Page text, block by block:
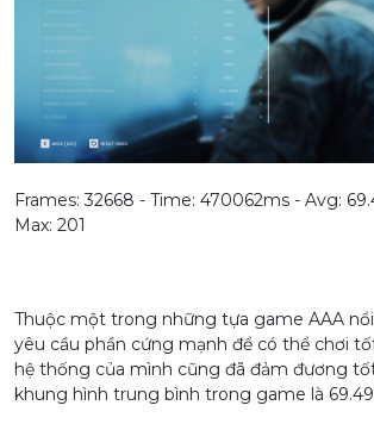
Frames: 32668 - Time: 470062ms - Avg:
Max: 201
Thuộc một trong những tựa game AAA
yêu cầu phần cứng mạnh để có thể chơi
hệ thống của mình cũng đã đảm đương
khung hình trung bình trong game là